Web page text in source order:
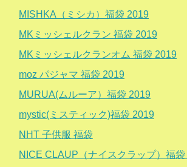
MISHKA（ミシカ）福袋 2019
MKミッシェルクラン 福袋 2019
MKミッシェルクランオム 福袋 2019
moz パジャマ 福袋 2019
MURUA(ムルーア）福袋 2019
mystic(ミスティック)福袋 2019
NHT 子供服 福袋
NICE CLAUP（ナイスクラップ）福